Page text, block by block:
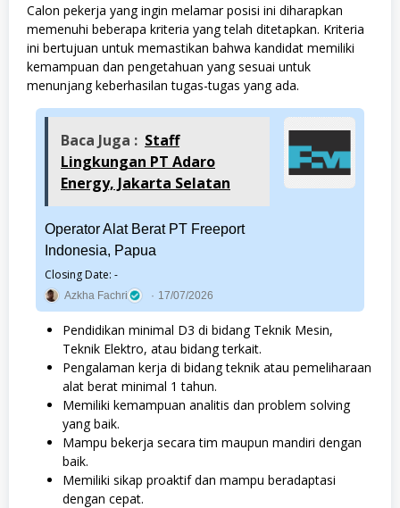
Calon pekerja yang ingin melamar posisi ini diharapkan
memenuhi beberapa kriteria yang telah ditetapkan. Kriteria
ini bertujuan untuk memastikan bahwa kandidat memiliki
kemampuan dan pengetahuan yang sesuai untuk
menunjang keberhasilan tugas-tugas yang ada.
Baca Juga : Staff
Lingkungan PT Adaro
Energy, Jakarta Selatan
Operator Alat Berat PT Freeport
Indonesia, Papua
Closing Date: -
Azkha Fachri 17/07/2026
Pendidikan minimal D3 di bidang Teknik Mesin,
Teknik Elektro, atau bidang terkait.
Pengalaman kerja di bidang teknik atau pemeliharaan
alat berat minimal 1 tahun.
Memiliki kemampuan analitis dan problem solving
yang baik.
Mampu bekerja secara tim maupun mandiri dengan
baik.
Memiliki sikap proaktif dan mampu beradaptasi
dengan cepat.